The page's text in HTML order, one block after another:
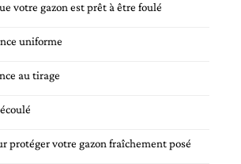
votre gazon est prêt à être foulé
uniforme
au tirage
protéger votre gazon fraîchement posé